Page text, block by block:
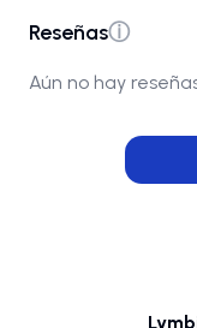
Reseñasⓘ
Aún no hay